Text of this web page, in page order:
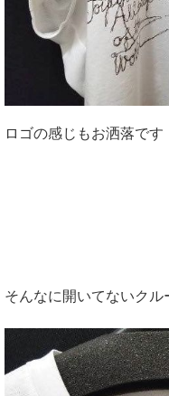
ロゴの感じもお洒落です
そんなに開いてないクル